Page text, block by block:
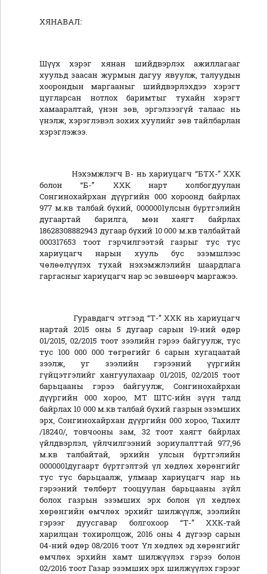
ХЯНАВАЛ:
Шүүх хэрэг хянан шийдвэрлэх ажиллагааг
хуульд заасан журмын дагуу явуулж, талуудын
хоорондын маргааныг шийдвэрлэхдээ хэрэгт
цугларсан нотлох баримтыг тухайн хэрэгт
хамааралтай, үнэн зөв, эргэлзээгүй талаас нь
үнэлж, хэрэглэвэл зохих хуулийг зөв тайлбарлан
хэрэглэжээ.
Нэхэмжлэгч В- нь хариуцагч “БТХ-” ХХК
болон “Б-” ХХК нарт холбогдуулан
Сонгинохайрхан дүүргийн 000 хороонд байрлах
977 м.кв талбай бүхий, 0000001улсын бүртгэлийн
дугаартай барилга, мөн хаягт байрлах
18628308882943 дугаар бүхий 10 000 м.кв талбайтай
000317653 тоот гэрчилгээтэй газрыг тус тус
хариуцагч нарын хууль бус эзэмшлээс
чөлөөлүүлэх тухай нэхэмжлэлийн шаардлага
гаргасныг хариуцагч нар эс зөвшөөрч маргажээ.
Гуравдагч этгээд “Т-” ХХК нь хариуцагч
нартай 2015 оны 5 дугаар сарын 19-ний өдөр
01/2015, 02/2015 тоот зээлийн гэрээ байгуулж, тус
тус 100 000 000 төгрөгийг 6 сарын хугацаатай
зээлж, уг зээлийн гэрээний үүргийн
гүйцэтгэлийг хангуулахаар 01/2015, 02/2015 тоот
барьцааны гэрээ байгуулж, Сонгинохайрхан
дүүргийн 000 хороо, МТ ШТС-ийн зүүн талд
байрлах 10 000 м.кв талбай бүхий газрын эзэмших
эрх, Сонгинохайрхан дүүргийн 000 хороо, Тахилт
/18240/, товчооны зам, 32 тоот хаягт байрлах
үйлдвэрлэл, үйлчилгээний зориулалттай 977,96
м.кв талбайтай, эрхийн улсын бүртгэлийн
0000001дугаарт бүртгэлтэй үл хөдлөх хөрөнгийг
тус тус барьцаалж, улмаар хариуцагч нар нь
гэрээний төлбөрт тооцуулан барьцааны зүйл
болох газрын эзэмших эрх болон үл хөдлөх
хөрөнгийн өмчлөх эрхийг шилжүүлж, зээлийн
гэрээг дуусгавар болгохоор “Т-” ХХК-тай
харилцан тохиролцож, 2016 оны 4 дүгээр сарын
04-ний өдөр 08/2016 тоот Үл хөдлөх эд хөрөнгийг
өмчлөх эрхийн хамт шилжүүлэх гэрээ болон
02/2016 тоот Газар эзэмших эрх шилжүүлэх гэрээг